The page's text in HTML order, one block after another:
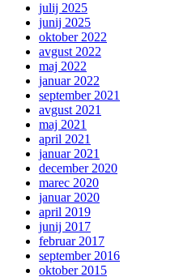
julij 2025
junij 2025
oktober 2022
avgust 2022
maj 2022
januar 2022
september 2021
avgust 2021
maj 2021
april 2021
januar 2021
december 2020
marec 2020
januar 2020
april 2019
junij 2017
februar 2017
september 2016
oktober 2015